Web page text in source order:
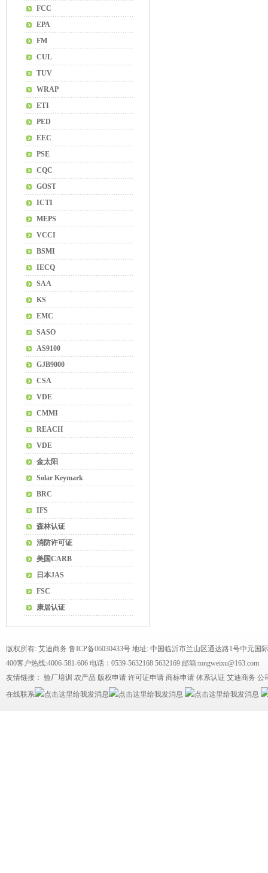
FCC
EPA
FM
CUL
TUV
WRAP
ETI
PED
EEC
PSE
CQC
GOST
ICTI
MEPS
VCCI
BSMI
IECQ
SAA
KS
EMC
SASO
AS9100
GJB9000
CSA
VDE
CMMI
REACH
VDE
金太阳
Solar Keymark
BRC
IFS
森林认证
消防许可证
美国CARB
日本JAS
FSC
康居认证
版权所有: 艾迪商务 鲁ICP备06030433号 地址: 中国临沂市兰山区通达路1号中元国
400客户热线:4006-581-606 电话：0539-5632168 5632169 邮箱:tongweixu@163.com
友情链接： 验厂培训 农产品 版权申请 许可证申请 商标申请 体系认证 艾迪商务 公
在线联系